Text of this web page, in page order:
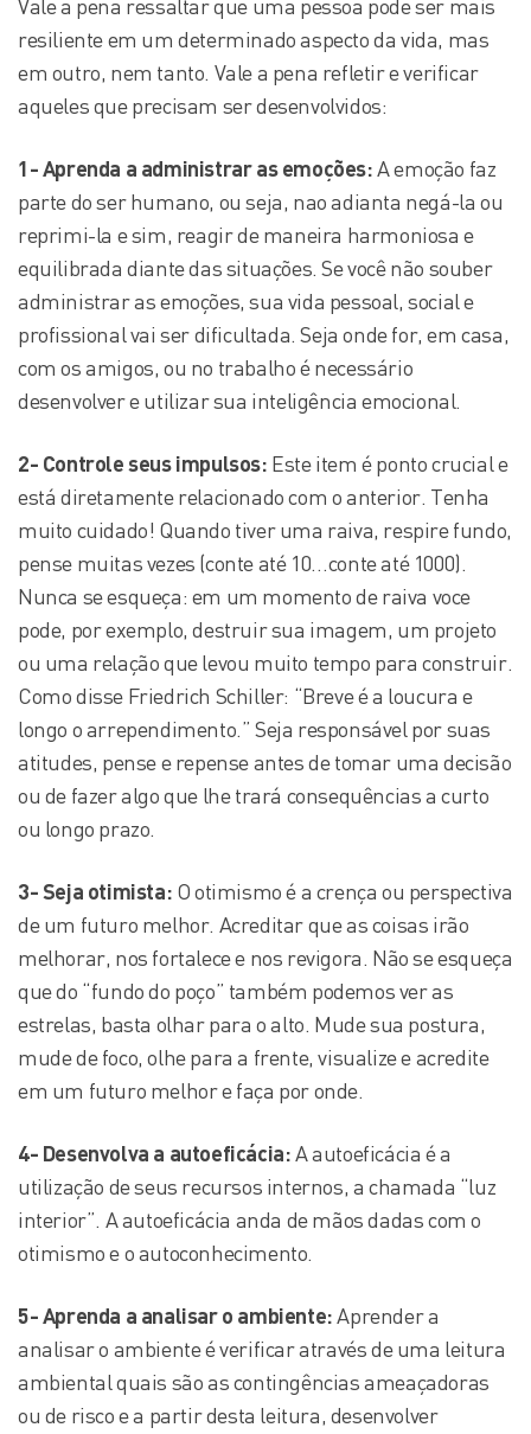
Vale a pena ressaltar que uma pessoa pode ser mais
resiliente em um determinado aspecto da vida, mas
em outro, nem tanto. Vale a pena refletir e verificar
aqueles que precisam ser desenvolvidos:
1- Aprenda a administrar as emoções:A emoção faz
parte do ser humano, ou seja, nao adianta negá-la ou
reprimi-la e sim, reagir de maneira harmoniosa e
equilibrada diante das situações. Se você não souber
administrar as emoções, sua vida pessoal, social e
profissional vai ser dificultada. Seja onde for, em casa,
com os amigos, ou no trabalho é necessário
desenvolver e utilizar sua inteligência emocional.
2- Controle seus impulsos: Este item é ponto crucial e
está diretamente relacionado com o anterior. Tenha
muito cuidado! Quando tiver uma raiva, respire fundo,
pense muitas vezes (conte até 10…conte até 1000).
Nunca se esqueça: em um momento de raiva voce
pode, por exemplo, destruir sua imagem, um projeto
ou uma relação que levou muito tempo para construir.
Como disse Friedrich Schiller: “Breve é a loucura e
longo o arrependimento.” Seja responsável por suas
atitudes, pense e repense antes de tomar uma decisão
ou de fazer algo que lhe trará consequências a curto
ou longo prazo.
3- Seja otimista: O otimismo é a crença ou perspectiva
de um futuro melhor. Acreditar que as coisas irão
melhorar, nos fortalece e nos revigora. Não se esqueça
que do “fundo do poço” também podemos ver as
estrelas, basta olhar para o alto. Mude sua postura,
mude de foco, olhe para a frente, visualize e acredite
em um futuro melhor e faça por onde.
4- Desenvolva a autoeficácia:A autoeficácia é a
utilização de seus recursos internos, a chamada “luz
interior”. A autoeficácia anda de mãos dadas com o
otimismo e o autoconhecimento.
5- Aprenda a analisar o ambiente:Aprender a
analisar o ambiente é verificar através de uma leitura
ambiental quais são as contingências ameaçadoras
ou de risco e a partir desta leitura, desenvolver